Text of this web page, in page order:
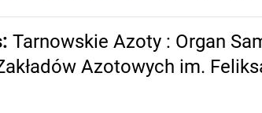
: Tarnowskie Azoty : Organ
Azotowych im.